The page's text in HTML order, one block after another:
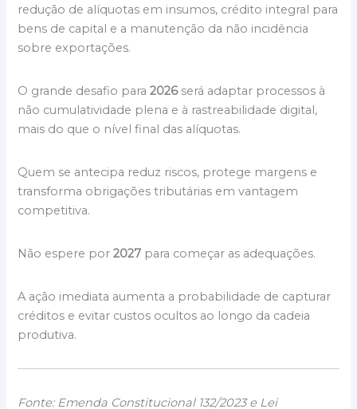
redução de alíquotas em insumos, crédito integral para
bens de capital e a manutenção da não incidência
sobre exportações.
O grande desafio para2026será adaptar processos à
não cumulatividade plena e à rastreabilidade digital,
mais do que o nível final das alíquotas.
Quem se antecipa reduz riscos, protege margens e
transforma obrigações tributárias em vantagem
competitiva.
Não espere por2027 para começar as adequações.
A ação imediata aumenta a probabilidade de capturar
créditos e evitar custos ocultos ao longo da cadeia
produtiva.
Fonte: Emenda Constitucional 132/2023 e Lei